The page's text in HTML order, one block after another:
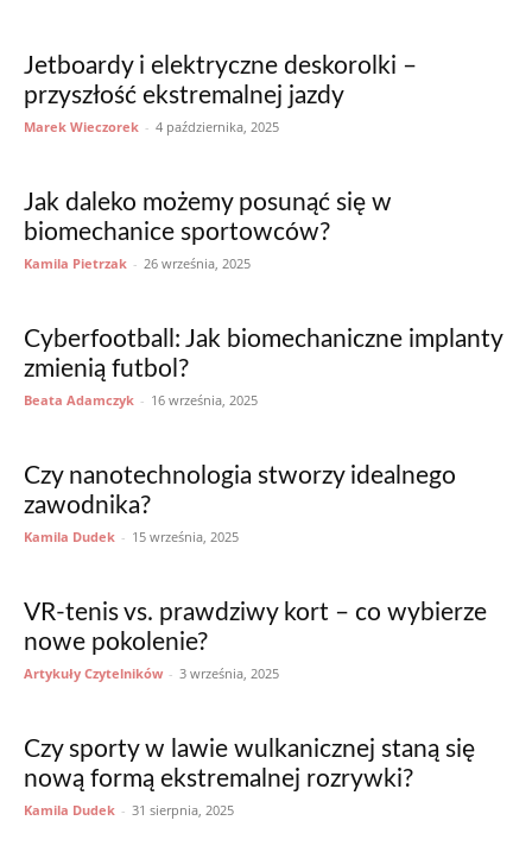
Jetboardy i elektryczne deskorolki –
przyszłość ekstremalnej jazdy
Marek Wieczorek - 4 października, 2025
Jak daleko możemy posunąć się w
biomechanice sportowców?
Kamila Pietrzak - 26 września, 2025
Cyberfootball: Jak biomechaniczne implanty
zmienią futbol?
Beata Adamczyk - 16 września, 2025
Czy nanotechnologia stworzy idealnego
zawodnika?
Kamila Dudek - 15 września, 2025
VR-tenis vs. prawdziwy kort – co wybierze
nowe pokolenie?
Artykuły Czytelników - 3 września, 2025
Czy sporty w lawie wulkanicznej staną się
nową formą ekstremalnej rozrywki?
Kamila Dudek - 31 sierpnia, 2025